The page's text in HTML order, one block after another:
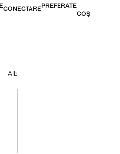
CONECTAREPREFERATE
COȘ
Alb